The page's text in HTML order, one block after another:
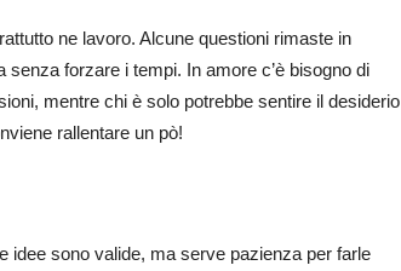
ne lavoro. Alcune questioni rimaste in
forzare i tempi. In amore c’è bisogno di
mentre chi è solo potrebbe sentire il desiderio
rallentare un pò!
idee sono valide, ma serve pazienza per farle